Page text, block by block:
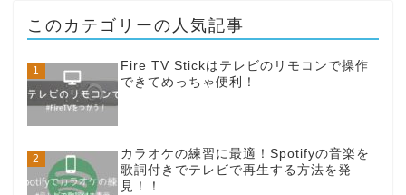
このカテゴリーの人気記事
Fire TV Stickはテレビのリモコンで操作
できてめっちゃ便利！
カラオケの練習に最適！Spotifyの音楽を
歌詞付きでテレビで再生する方法を発
見！！